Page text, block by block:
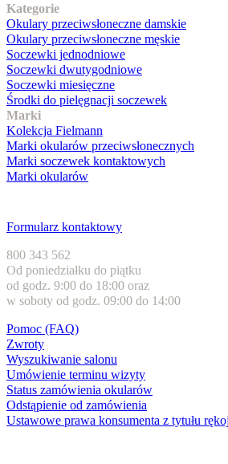
Kategorie
Okulary przeciwsłoneczne damskie
Okulary przeciwsłoneczne męskie
Soczewki jednodniowe
Soczewki dwutygodniowe
Soczewki miesięczne
Środki do pielęgnacji soczewek
Marki
Kolekcja Fielmann
Marki okularów przeciwsłonecznych
Marki soczewek kontaktowych
Marki okularów
Formularz kontaktowy
800 343 562
Od poniedziałku do piątku
od godz. 9:00 do 18:00 oraz
w soboty od godz. 09:00 do 14:00
Pomoc (FAQ)
Zwroty
Wyszukiwanie salonu
Umówienie terminu wizyty
Status zamówienia okularów
Odstąpienie od zamówienia
Ustawowe prawa konsumenta z tytułu